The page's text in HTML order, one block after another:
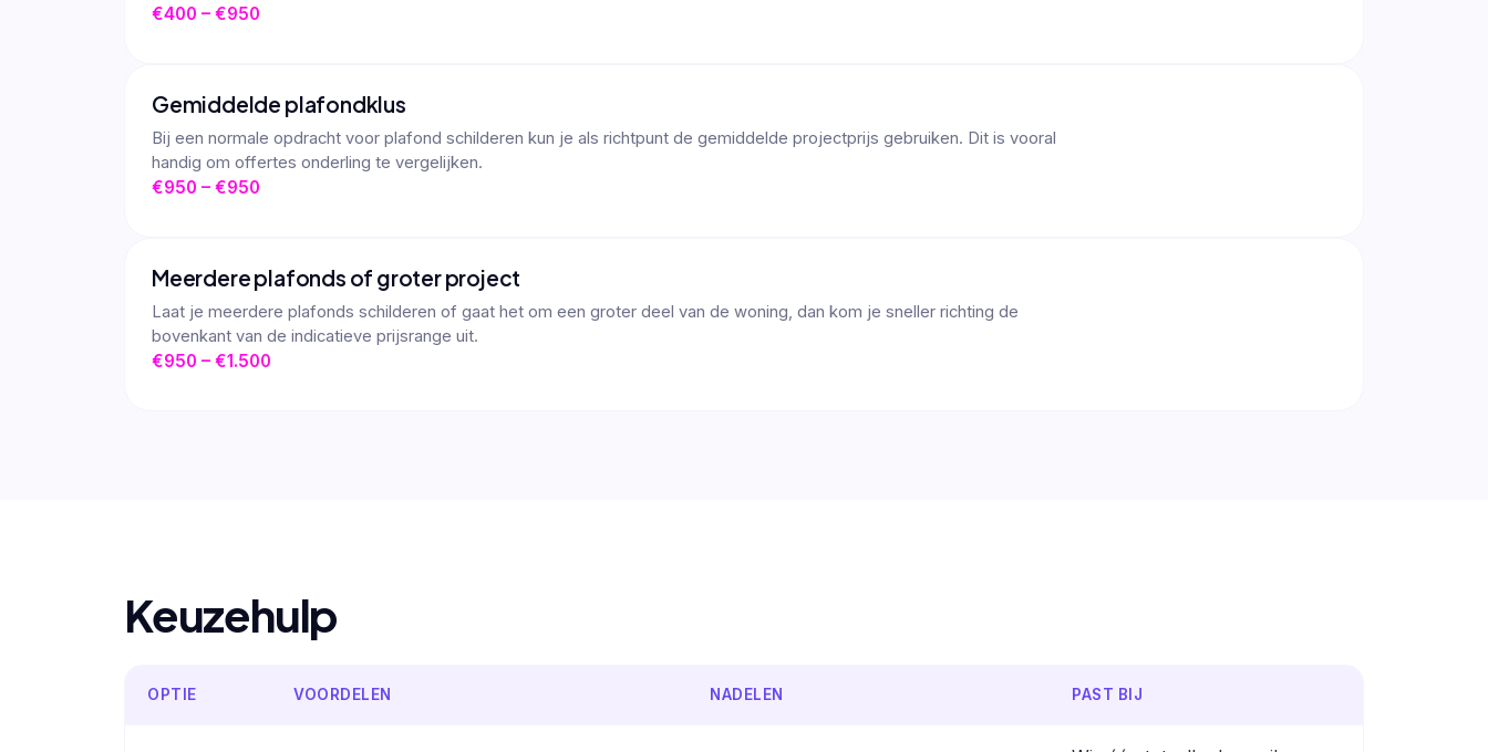
€400 – €950
Gemiddelde plafondklus
Bij een normale opdracht voor plafond schilderen kun je als richtpunt de gemiddelde projectprijs gebruiken. Dit is vooral
handig om offertes onderling te vergelijken.
€950 – €950
Meerdere plafonds of groter project
Laat je meerdere plafonds schilderen of gaat het om een groter deel van de woning, dan kom je sneller richting de
bovenkant van de indicatieve prijsrange uit.
€950 – €1.500
Keuzehulp
OPTIE VOORDELEN NADELEN PAST BIJ